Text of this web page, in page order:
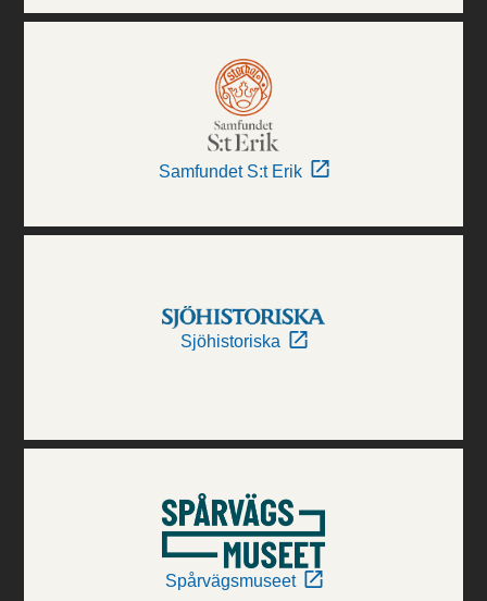
Samfundet S:t Erik
Sjöhistoriska
Spårvägsmuseet